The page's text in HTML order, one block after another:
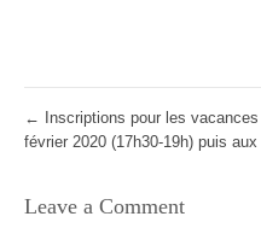
←
Inscriptions pour les
février 2020 (17h30-19h) puis
Leave a Comment